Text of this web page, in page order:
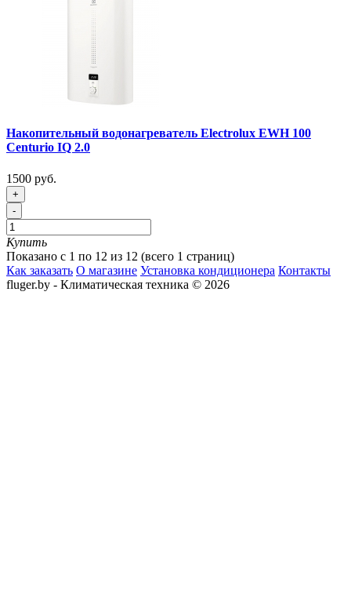
Накопительный водонагреватель Electrolux EWH 100
Centurio IQ 2.0
1500 руб.
+
-
Купить
Показано с 1 по 12 из 12 (всего 1 страниц)
Как заказать О магазине Установка кондиционера Контакты
fluger.by - Климатическая техника © 2026